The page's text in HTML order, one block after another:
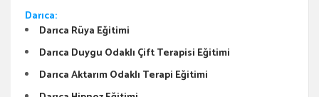
Darıca:
Darıca Rüya Eğitimi
Darıca Duygu Odaklı Çift Terapisi Eğitimi
Darıca Aktarım Odaklı Terapi Eğitimi